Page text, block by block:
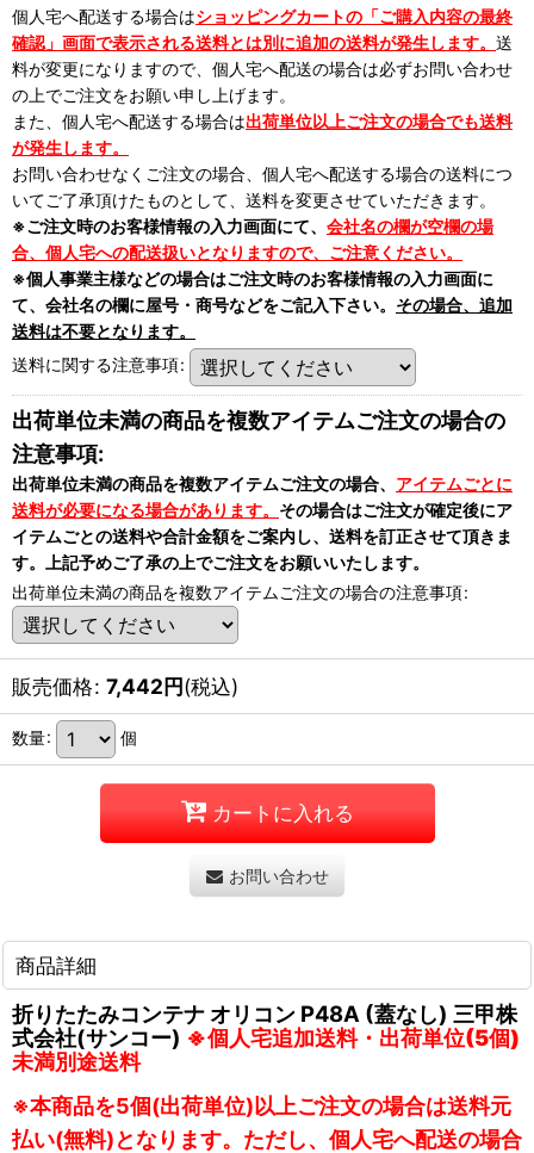
個人宅へ配送する場合はショッピングカートの「ご購入内容の最終
確認」画面で表示される送料とは別に追加の送料が発生します。 送
料が変更になりますので、個人宅へ配送の場合は必ずお問い合わせ
の上でご注文をお願い申し上げます。
また、個人宅へ配送する場合は出荷単位以上ご注文の場合でも送料
が発生します。
お問い合わせなくご注文の場合、個人宅へ配送する場合の送料につ
いてご了承頂けたものとして、送料を変更させていただきます。
※ご注文時のお客様情報の入力画面にて、 会社名の欄が空欄の場
合、個人宅への配送扱いとなりますので、ご注意ください。
※個人事業主様などの場合はご注文時のお客様情報の入力画面に
て、会社名の欄に屋号・商号などをご記入下さい。 その場合、追加
送料は不要となります。
送料に関する注意事項:
出荷単位未満の商品を複数アイテムご注文の場合の
注意事項:
出荷単位未満の商品を複数アイテムご注文の場合、 アイテムごとに
送料が必要になる場合があります。 その場合はご注文が確定後にア
イテムごとの送料や合計金額をご案内し、送料を訂正させて頂きま
す。上記予めご了承の上でご注文をお願いいたします。
出荷単位未満の商品を複数アイテムご注文の場合の注意事項:
販売価格: 7,442円(税込)
数量: 個
カートに入れる
お問い合わせ
商品詳細
折りたたみコンテナ オリコン P48A (蓋なし) 三甲株
式会社(サンコー) ※個人宅追加送料・出荷単位(5個)
未満別途送料
※本商品を5個(出荷単位)以上ご注文の場合は送料元
払い(無料)となります。ただし、個人宅へ配送の場合